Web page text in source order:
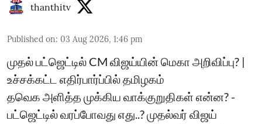
thanthitv
Published on: 03 Aug 2026, 1:46 pm
முதல் பட்ஜெட்டில் CM விஜய்யின் மெகா அறிவிப்பு? |
உச்சக்கட்ட எதிர்பார்ப்பில் தமிழகம்
தவெக அளித்த முக்கிய வாக்குறுதிகள் என்ன? -
பட்ஜெட்டில் வரப்போவது எது..? முதல்வர் விஜய்